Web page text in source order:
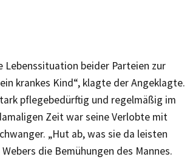
Lebenssituation beider Parteien zur
krankes Kind“, klagte der Angeklagte.
pflegebedürftig und regelmäßig im
Zeit war seine Verlobte mit
„Hut ab, was sie da leisten
die Bemühungen des Mannes.